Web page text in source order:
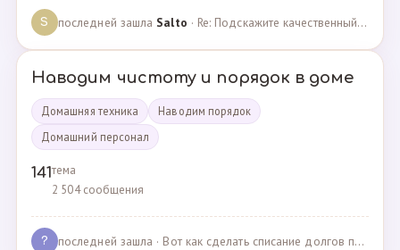
S последней зашла Salto · Re: Подскажите качественный и крепкий капсульный ко… · 01.09.2024
Наводим чистоту и порядок в доме
Домашняя техника
Наводим порядок
Домашний персонал
141тема
2 504 сообщения
? последней зашла · Вот как сделать списание долгов по жкх? · 02.05.2025